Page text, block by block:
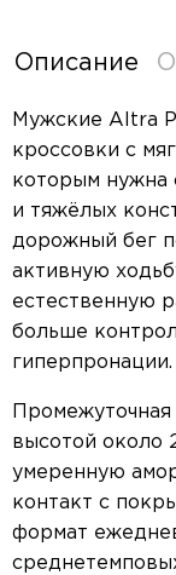
Описание
Мужские Altra
кроссовки с
которым нужна
и тяжёлых
дорожный бег
активную
естественную
больше
гиперпронации.
высотой около
умеренную
контакт с
формат